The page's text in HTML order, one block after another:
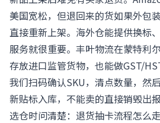
美国宽松，但退回来的货如果外包
直接重新上架。海外仓能提供换标
服务就很重要。丰叶物流在蒙特利
存放进口监管货物，也能做GST/
我们扫码确认SKU，清点数量，然
新贴标入库，不能卖的直接销毁出报
选仓时问清楚：退货抽卡流程怎么